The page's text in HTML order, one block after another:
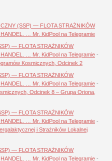
(SSP) — FLOTA STRAŻNIKÓW
… Mr. KidPool na Telegramie
— FLOTA STRAŻNIKÓW
… Mr. KidPool na Telegramie -
Kosmicznych, Odcinek 2
— FLOTA STRAŻNIKÓW
… Mr. KidPool na Telegramie -
Odcinek 8 – Grupa Oriona,
— FLOTA STRAŻNIKÓW
… Mr. KidPool na Telegramie -
i Strażników Lokalnej
— FLOTA STRAŻNIKÓW
… Mr. KidPool na Telegramie -